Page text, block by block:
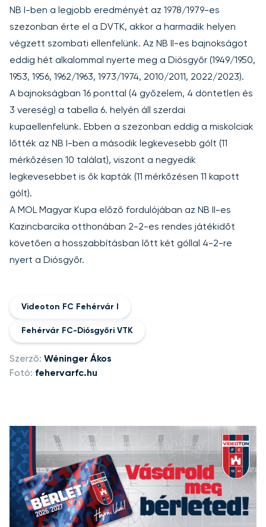
NB I-ben a legjobb eredményét az 1978/1979-es
szezonban érte el a DVTK, akkor a harmadik helyen
végzett szombati ellenfelünk. Az NB II-es bajnokságot
eddig hét alkalommal nyerte meg a Diósgyőr (1949/1950,
1953, 1956, 1962/1963, 1973/1974, 2010/2011, 2022/2023).
A bajnokságban 16 ponttal (4 győzelem, 4 döntetlen és
3 vereség) a tabella 6. helyén áll szerdai
kupaellenfelünk. Ebben a szezonban eddig a miskolciak
lőtték az NB I-ben a második legkevesebb gólt (11
mérkőzésen 10 találat), viszont a negyedik
legkevesebbet is ők kapták (11 mérkőzésen 11 kapott
gólt).
A MOL Magyar Kupa előző fordulójában az NB II-es
Kazincbarcika otthonában 2-2-es rendes játékidőt
követően a hosszabbításban lőtt két góllal 4-2-re
nyert a Diósgyőr.
Videoton FC Fehérvár I
Fehérvár FC-Diósgyőri VTK
Szerző: Wéninger Ákos
Fotó: fehervarfc.hu